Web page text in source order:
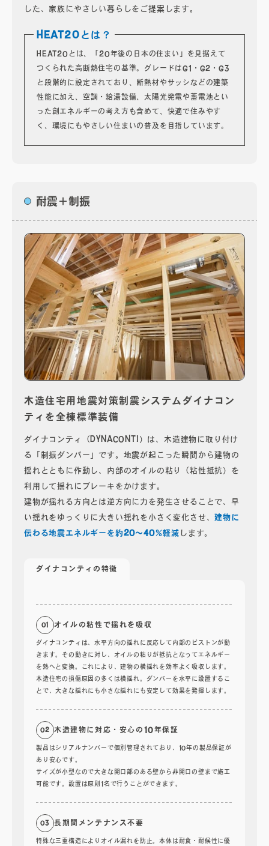
した、家族にやさしい暮らしをご提案します。
HEAT20とは？
HEAT20とは、「20年後の日本の住まい」を見据えて
つくられた高断熱住宅の基準。グレードはG1・G2・G3
と段階的に設定されており、断熱材やサッシなどの建築
性能に加え、空調・給湯設備、太陽光発電や蓄電池とい
った創エネルギーの考え方も含めて、快適で住みやす
く、環境にもやさしい住まいの普及を目指しています。
耐震＋制振
木造住宅用地震対策制震システムダイナコン
ティを全棟標準装備
ダイナコンティ（DYNACONTI）は、木造建物に取り付け
る「制振ダンパー」です。地震が起こった瞬間から建物の
揺れとともに作動し、内部のオイルの粘り（粘性抵抗）を
利用して揺れにブレーキをかけます。
建物が揺れる方向とは逆方向に力を発生させることで、早
い揺れをゆっくりに大きい揺れを小さく変化させ、建物に
伝わる地震エネルギーを約20～40％軽減 します。
ダイナコンティの特徴
01 オイルの粘性で揺れを吸収
ダイナコンティは、水平方向の揺れに反応して内部のピストンが動
きます。その動きに対し、オイルの粘りが抵抗となってエネルギー
を熱へと変換。これにより、建物の横揺れを効率よく吸収します。
木造住宅の損傷原因の多くは横揺れ。ダンパーを水平に設置するこ
とで、大きな揺れにも小さな揺れにも安定して効果を発揮します。
02 木造建物に対応・安心の10年保証
製品はシリアルナンバーで個別管理されており、10年の製品保証が
あり安心です。
サイズが小型なので大きな開口部のある壁から非開口の壁まで施工
可能です。設置は原則1名で行うことができます。
03 長期間メンテナンス不要
特殊な三重構造によりオイル漏れを防止。本体は耐食・耐候性に優